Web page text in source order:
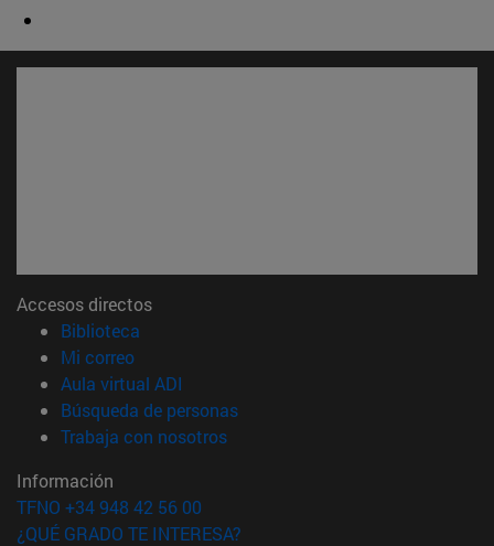
Accesos directos
Biblioteca
Mi correo(abre en nueva ventana)
Aula virtual ADI
Búsqueda de personas(abre en nueva ventana)
Trabaja con nosotros(abre en nueva ventana)
Información
TFNO +34 948 42 56 00
¿QUÉ GRADO TE INTERESA?